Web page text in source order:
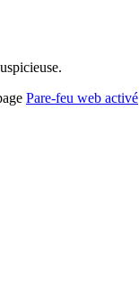
Pare-feu web activé